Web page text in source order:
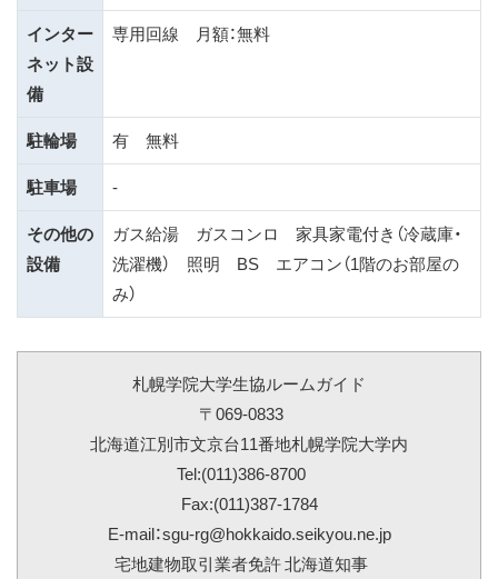
インター
ネット設
備
専用回線 月額：無料
駐輪場
有 無料
駐車場
-
その他の
設備
ガス給湯 ガスコンロ 家具家電付き（冷蔵庫・
洗濯機） 照明 BS エアコン（1階のお部屋の
み）
札幌学院大学生協ルームガイド
〒069-0833
北海道江別市文京台11番地札幌学院大学内
Tel:(011)386-8700
Fax:(011)387-1784
E-mail：sgu-rg@hokkaido.seikyou.ne.jp
宅地建物取引業者免許 北海道知事